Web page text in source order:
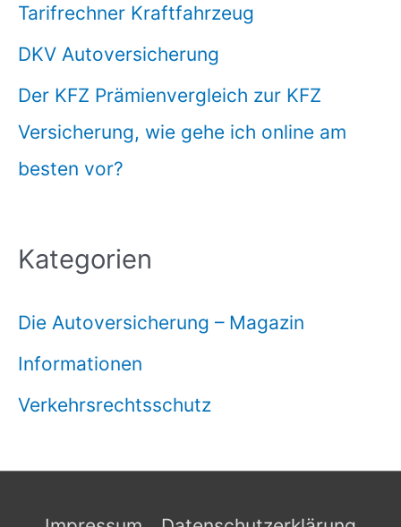
Tarifrechner Kraftfahrzeug
DKV Autoversicherung
Der KFZ Prämienvergleich zur KFZ
Versicherung, wie gehe ich online am
besten vor?
Kategorien
Die Autoversicherung – Magazin
Informationen
Verkehrsrechtsschutz